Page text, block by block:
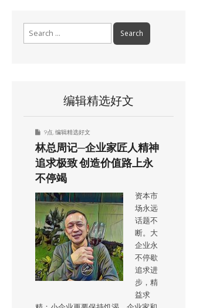
编辑精选好文
9点 编辑精选好文
林总周记─企业家匠人精神
追求极致 创造价值路上永
不停竭
资本市
场永远
话题不
断。大
企业永
不停歇
追求进
步，精
益求